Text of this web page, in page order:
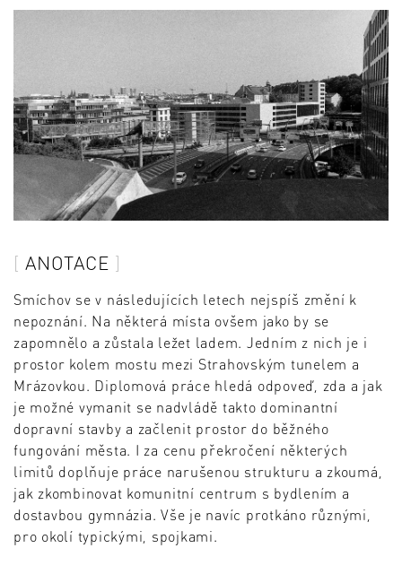
ANOTACE
Smíchov se v následujících letech nejspíš změní k
nepoznání. Na některá místa ovšem jako by se
zapomnělo a zůstala ležet ladem. Jedním z nich je i
prostor kolem mostu mezi Strahovským tunelem a
Mrázovkou. Diplomová práce hledá odpoveď, zda a jak
je možné vymanit se nadvládě takto dominantní
dopravní stavby a začlenit prostor do běžného
fungování města. I za cenu překročení některých
limitů doplňuje práce narušenou strukturu a zkoumá,
jak zkombinovat komunitní centrum s bydlením a
dostavbou gymnázia. Vše je navíc protkáno různými,
pro okolí typickými, spojkami.